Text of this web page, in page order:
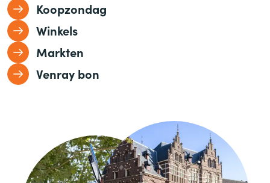
Koopzondag
Winkels
Markten
Venray bon